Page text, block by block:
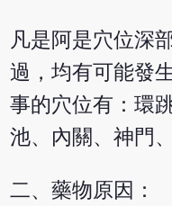
凡是阿是穴位深
過，均有可能發
事的穴位有：環
池、內關、神門
二、藥物原因：